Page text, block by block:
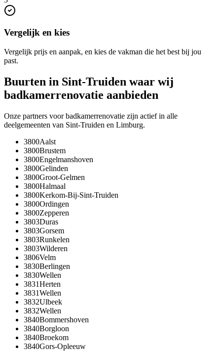
Vergelijk en kies
Vergelijk prijs en aanpak, en kies de vakman die het best bij jou
past.
Buurten in Sint-Truiden waar wij
badkamerrenovatie aanbieden
Onze partners voorbadkamerrenovatie zijn actief in alle
deelgemeenten van Sint-Truiden en Limburg.
3800Aalst
3800Brustem
3800Engelmanshoven
3800Gelinden
3800Groot-Gelmen
3800Halmaal
3800Kerkom-Bij-Sint-Truiden
3800Ordingen
3800Zepperen
3803Duras
3803Gorsem
3803Runkelen
3803Wilderen
3806Velm
3830Berlingen
3830Wellen
3831Herten
3831Wellen
3832Ulbeek
3832Wellen
3840Bommershoven
3840Borgloon
3840Broekom
3840Gors-Opleeuw